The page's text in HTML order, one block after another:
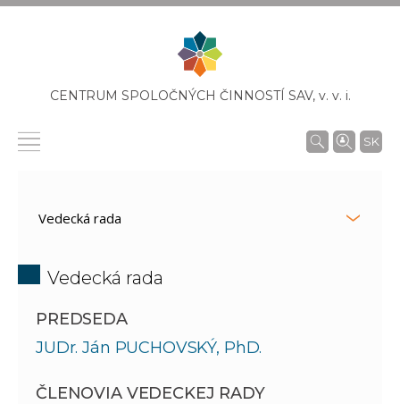
CENTRUM SPOLOČNÝCH ČINNOSTÍ SAV, v. v. i.
SK
Vedecká rada
PREDSEDA
JUDr. Ján PUCHOVSKÝ, PhD.
ČLENOVIA VEDECKEJ RADY